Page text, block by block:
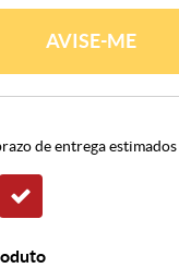
AVISE-ME
de entrega